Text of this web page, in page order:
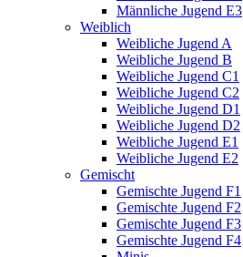
Männliche Jugend E3
Weiblich
Weibliche Jugend A
Weibliche Jugend B
Weibliche Jugend C1
Weibliche Jugend C2
Weibliche Jugend D1
Weibliche Jugend D2
Weibliche Jugend E1
Weibliche Jugend E2
Gemischt
Gemischte Jugend F1
Gemischte Jugend F2
Gemischte Jugend F3
Gemischte Jugend F4